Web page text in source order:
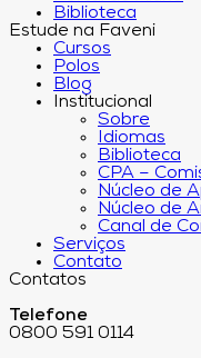
Biblioteca
Estude na Faveni
Cursos
Polos
Blog
Institucional
Sobre
Idiomas
Biblioteca
CPA –
Núcleo de
Núcleo de
Canal de
Serviços
Contato
Contatos
Telefone
0800 591 0114